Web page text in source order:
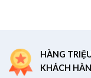
HÀNG
KHÁCH